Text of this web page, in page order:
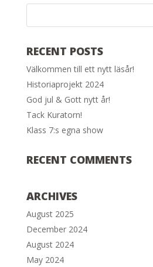
RECENT POSTS
Välkommen till ett nytt läsår!
Historiaprojekt 2024
God jul & Gott nytt år!
Tack Kuratorn!
Klass 7:s egna show
RECENT COMMENTS
ARCHIVES
August 2025
December 2024
August 2024
May 2024